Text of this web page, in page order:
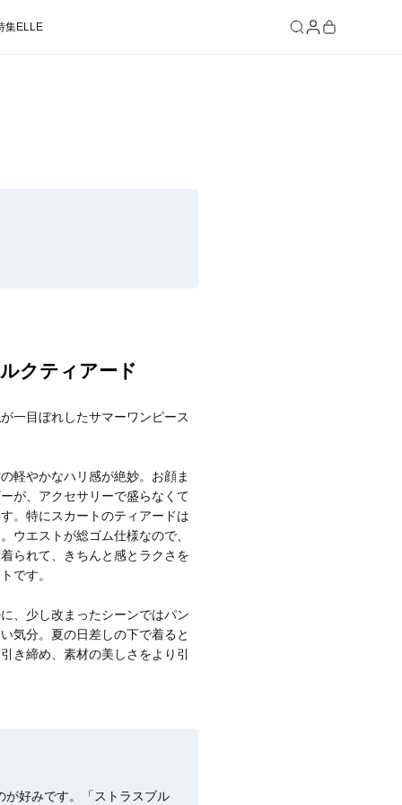
集ELLE
役級ニットが揃う「シーエフシーエル」
クティアード
一目ぼれしたサマーワンピース
軽やかなハリ感が絶妙。お顔ま
が、アクセサリーで盛らなくて
。特にスカートのティアードは
ウエストが総ゴム仕様なので、
られて、きちんと感とラクさを
です。
、少し改まったシーンではパン
気分。夏の日差しの下で着ると
き締め、素材の美しさをより引
が好みです。「ストラスブル